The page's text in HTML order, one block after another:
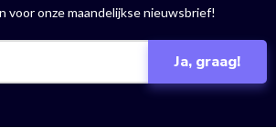
voor onze maandelijkse nieuwsbrief!